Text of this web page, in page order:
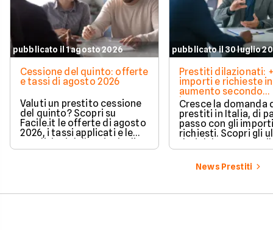
pubblicato il 1 agosto 2026
Cessione del quinto: offerte
e tassi di agosto 2026
Valuti un prestito cessione
del quinto? Scopri su
Facile.it le offerte di agosto
2026, i tassi applicati e le
condizioni delle principali
soluzioni disponibili.
pubblicato il 30 luglio
Prestiti dilazionati:
importi e richieste in
aumento secondo
barometro CRIF
Cresce la domanda
prestiti in Italia, di
passo con gli
richiesti. Scopri gli
dati del CRIF su
News Prestiti